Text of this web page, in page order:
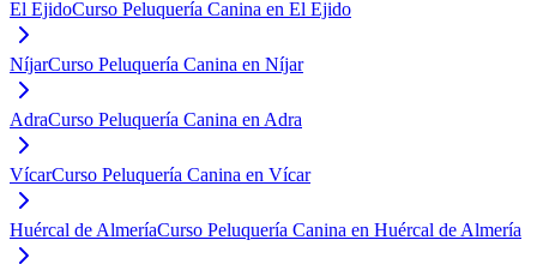
El EjidoCurso Peluquería Canina en El Ejido
NíjarCurso Peluquería Canina en Níjar
AdraCurso Peluquería Canina en Adra
VícarCurso Peluquería Canina en Vícar
Huércal de AlmeríaCurso Peluquería Canina en Huércal de Almería